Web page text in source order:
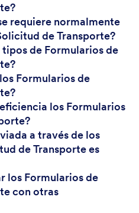
requiere normalmente
de Transporte?
de Formularios de
Formularios de
los Formularios
a través de los
de Transporte es
los Formularios de
con otras